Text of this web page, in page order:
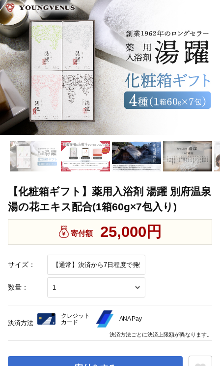
TOP 日用品・雑貨 ほかの雑貨・日用品
【化粧箱ギフト】薬用入浴剤 湯躍 別府温泉
湯の花エキス配合(1箱60g×7包入り)
サイズ：
数量：
寄付額 25,000円
決済方法
クレジット
カード
ANA Pay
決済方法ごとに決済上限額が異なります。